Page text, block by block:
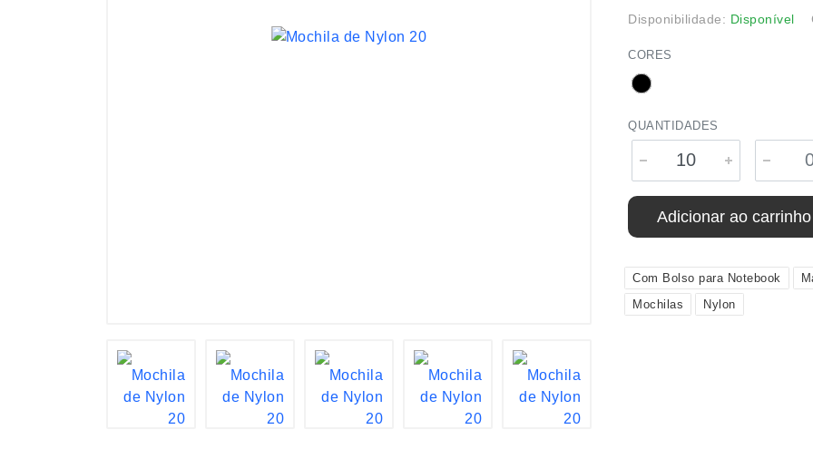
Disponibilidade: Disponível
CORES
QUANTIDADES
Adicionar ao carrinho
Com Bolso para Notebook
Mochilas
Nylon